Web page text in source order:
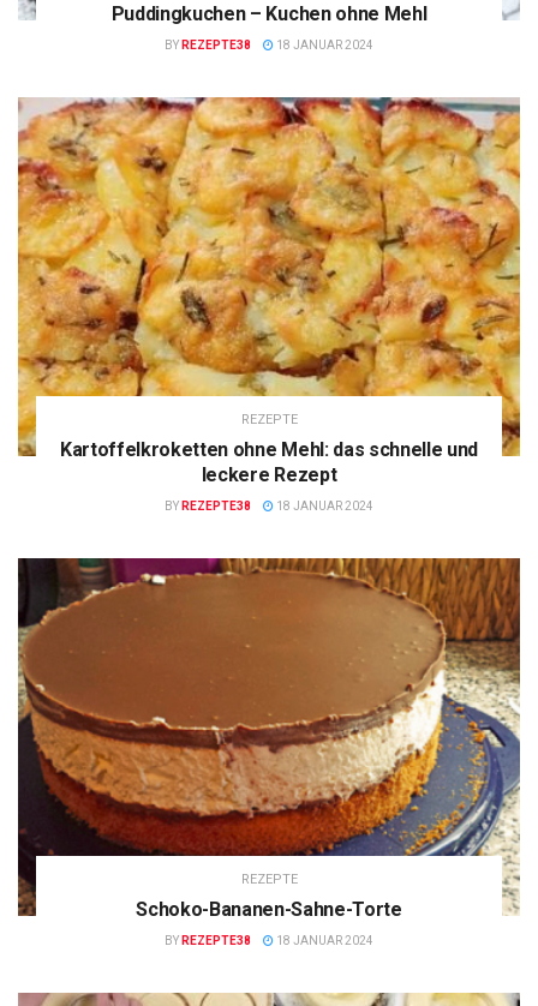
Puddingkuchen – Kuchen ohne Mehl
BY REZEPTE38 18 JANUAR 2024
REZEPTE
Kartoffelkroketten ohne Mehl: das schnelle und
leckere Rezept
BY REZEPTE38 18 JANUAR 2024
REZEPTE
Schoko-Bananen-Sahne-Torte
BY REZEPTE38 18 JANUAR 2024